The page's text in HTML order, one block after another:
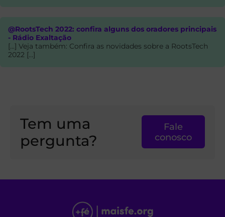
@RootsTech 2022: confira alguns dos oradores principais
- Rádio Exaltação
[…] Veja também: Confira as novidades sobre a RootsTech
2022 […]
Tem uma
pergunta?
Fale
conosco